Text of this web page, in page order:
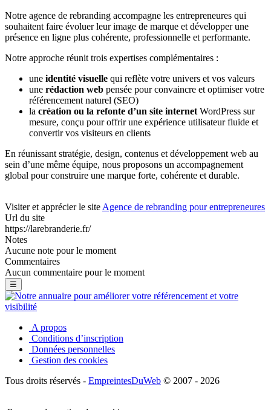
Notre agence de rebranding accompagne les entrepreneures qui
souhaitent faire évoluer leur image de marque et développer une
présence en ligne plus cohérente, professionnelle et performante.
Notre approche réunit trois expertises complémentaires :
une identité visuelle qui reflète votre univers et vos valeurs
une rédaction web pensée pour convaincre et optimiser votre
référencement naturel (SEO)
la création ou la refonte d’un site internet WordPress sur
mesure, conçu pour offrir une expérience utilisateur fluide et
convertir vos visiteurs en clients
En réunissant stratégie, design, contenus et développement web au
sein d’une même équipe, nous proposons un accompagnement
global pour construire une marque forte, cohérente et durable.
Visiter et apprécier le site Agence de rebranding pour entrepreneures
Url du site
https://larebranderie.fr/
Notes
Aucune note pour le moment
Commentaires
Aucun commentaire pour le moment
☰
A propos
Conditions d’inscription
Données personnelles
Gestion des cookies
Tous droits réservés - EmpreintesDuWeb © 2007 - 2026